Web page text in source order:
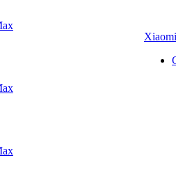
Xiaomi